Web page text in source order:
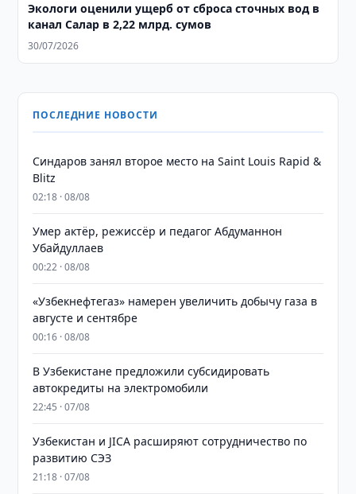
Экологи оценили ущерб от сброса сточных вод в
канал Салар в 2,22 млрд. сумов
30/07/2026
ПОСЛЕДНИЕ НОВОСТИ
Синдаров занял второе место на Saint Louis Rapid &
Blitz
02:18 · 08/08
Умер актёр, режиссёр и педагог Абдуманнон
Убайдуллаев
00:22 · 08/08
«Узбекнефтегаз» намерен увеличить добычу газа в
августе и сентябре
00:16 · 08/08
В Узбекистане предложили субсидировать
автокредиты на электромобили
22:45 · 07/08
Узбекистан и JICA расширяют сотрудничество по
развитию СЭЗ
21:18 · 07/08